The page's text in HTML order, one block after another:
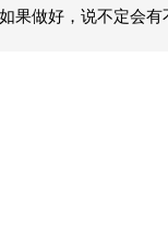
果做好，说不定会有